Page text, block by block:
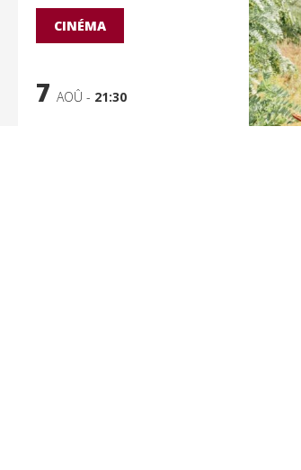
CINÉMA
7AOÛ - 21:30